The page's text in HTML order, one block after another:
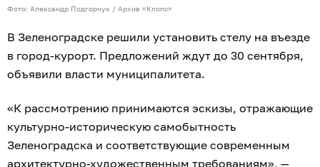
Фото: Александр Подгорчук / Архив «Клопс»
В Зеленоградске решили установить стелу на въезде
в город-курорт. Предложений ждут до 30 сентября,
объявили власти муниципалитета.
«К рассмотрению принимаются эскизы, отражающие
культурно-историческую самобытность
Зеленоградска и соответствующие современным
архитектурно-художественным требованиям», —